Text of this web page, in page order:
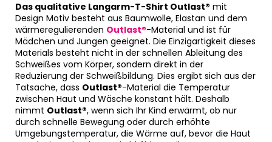
Das qualitative Langarm-T-Shirt Outlast® mit
Design Motiv besteht aus Baumwolle, Elastan und dem
wärmeregulierenden Outlast®-Material und ist für
Mädchen und Jungen geeignet. Die Einzigartigkeit dieses
Materials besteht nicht in der schnellen Ableitung des
Schweißes vom Körper, sondern direkt in der
Reduzierung der Schweißbildung. Dies ergibt sich aus der
Tatsache, dass Outlast®-Material die Temperatur
zwischen Haut und Wäsche konstant hält. Deshalb
nimmt Outlast®, wenn sich Ihr Kind erwärmt, ob nur
durch schnelle Bewegung oder durch erhöhte
Umgebungstemperatur, die Wärme auf, bevor die Haut